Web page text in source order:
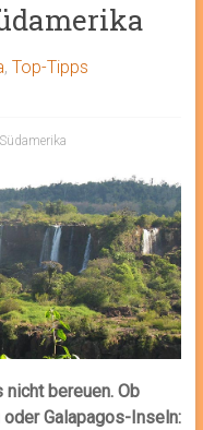
, Top-Tipps
Südamerika
bereuen. Ob
Galapagos-Inseln: